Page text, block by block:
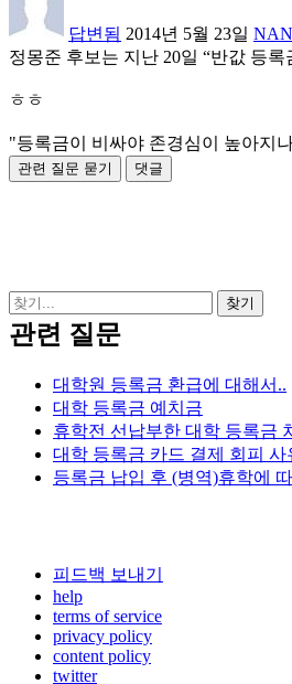
답변됨 2014년 5월 23일
정몽준 후보는 지난 20일 “반값 등
ㅎㅎ
"등록금이 비싸야 존경심이 높아지
관련 질문
대학원 등록금 환급에 대해서..
대학 등록금 예치금
휴학전 선납부한 대학 등록금
대학 등록금 카드 결제 회피 사
등록금 납입 후 (병역)휴학에
피드백 보내기
help
terms of service
privacy policy
content policy
twitter